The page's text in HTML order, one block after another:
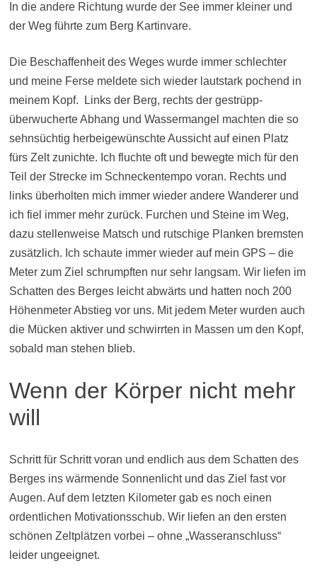
In die andere Richtung wurde der See immer kleiner und
der Weg führte zum Berg Kartinvare.
Die Beschaffenheit des Weges wurde immer schlechter
und meine Ferse meldete sich wieder lautstark pochend in
meinem Kopf. Links der Berg, rechts der gestrüpp-
überwucherte Abhang und Wassermangel machten die so
sehnsüchtig herbeigewünschte Aussicht auf einen Platz
fürs Zelt zunichte. Ich fluchte oft und bewegte mich für den
Teil der Strecke im Schneckentempo voran. Rechts und
links überholten mich immer wieder andere Wanderer und
ich fiel immer mehr zurück. Furchen und Steine im Weg,
dazu stellenweise Matsch und rutschige Planken bremsten
zusätzlich. Ich schaute immer wieder auf mein GPS – die
Meter zum Ziel schrumpften nur sehr langsam. Wir liefen im
Schatten des Berges leicht abwärts und hatten noch 200
Höhenmeter Abstieg vor uns. Mit jedem Meter wurden auch
die Mücken aktiver und schwirrten in Massen um den Kopf,
sobald man stehen blieb.
Wenn der Körper nicht mehr
will
Schritt für Schritt voran und endlich aus dem Schatten des
Berges ins wärmende Sonnenlicht und das Ziel fast vor
Augen. Auf dem letzten Kilometer gab es noch einen
ordentlichen Motivationsschub. Wir liefen an den ersten
schönen Zeltplätzen vorbei – ohne „Wasseranschluss“
leider ungeeignet.